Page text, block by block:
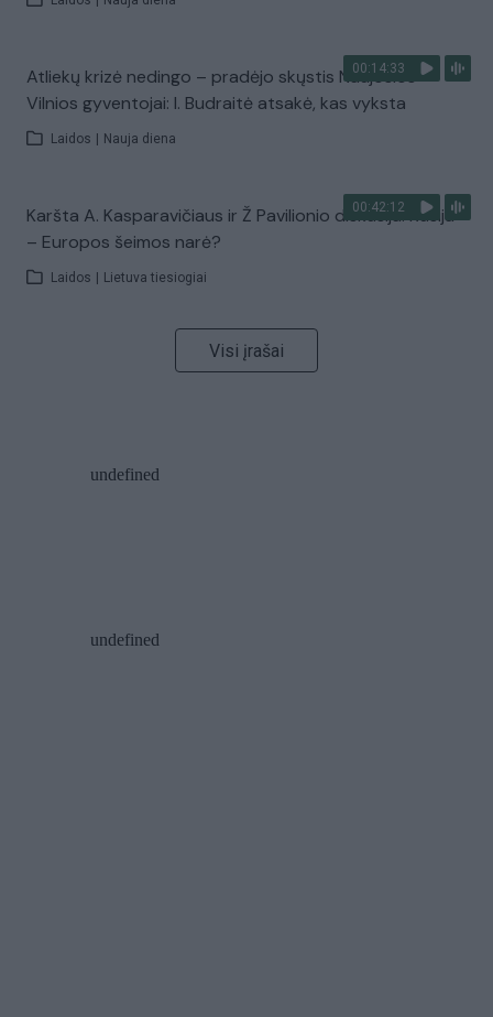
00:14:33
Atliekų krizė nedingo – pradėjo skųstis Naujosios
Vilnios gyventojai: I. Budraitė atsakė, kas vyksta
Laidos Nauja diena
00:42:12
Karšta A. Kasparavičiaus ir Ž Pavilionio diskusija: Rusija
– Europos šeimos narė?
Laidos Lietuva tiesiogiai
Visi įrašai